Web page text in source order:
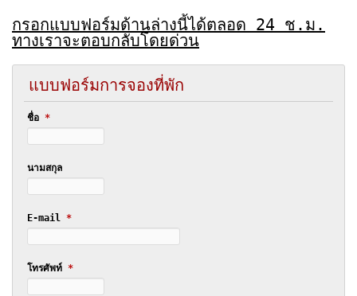
กรอกแบบฟอร์มด้านล่างนี้ได้ตลอด 24 ช.ม.
ทางเราจะตอบกลับโดยด่วน
แบบฟอร์มการจองที่พัก
ชื่อ *
นามสกุล
E-mail *
โทรศัพท์ *